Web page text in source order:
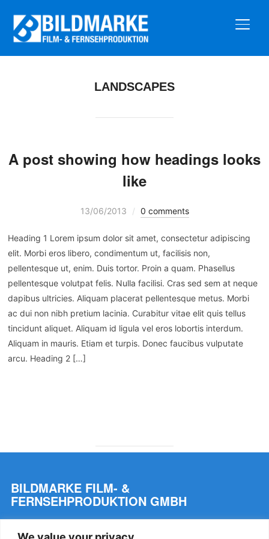
LANDSCAPES
A post showing how headings looks
like
13/06/2013 0 comments
Heading 1 Lorem ipsum dolor sit amet, consectetur adipiscing
elit. Morbi eros libero, condimentum ut, facilisis non,
pellentesque ut, enim. Duis tortor. Proin a quam. Phasellus
pellentesque volutpat felis. Nulla facilisi. Cras sed sem at neque
dapibus ultricies. Aliquam placerat pellentesque metus. Morbi
ac dui non nibh pretium lacinia. Curabitur vitae elit quis tellus
tincidunt aliquet. Aliquam id ligula vel eros lobortis interdum.
Aliquam in mauris. Etiam et turpis. Donec faucibus vulputate
arcu. Heading 2 […]
BILDMARKE FILM- &
FERNSEHPRODUKTION GMBH